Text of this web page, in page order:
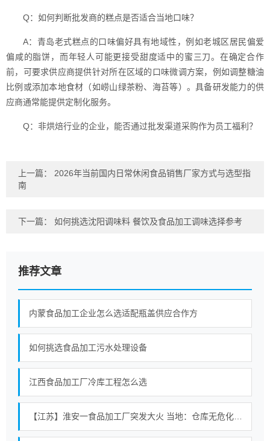
Q：如何判断批发商的糕点是否适合当地口味？
A：青岛老式糕点的口味偏好具有地域性，例如老城区居民偏爱
偏咸的脂饼，而年轻人可能更接受甜度适中的蜜三刀。在确定合作
前，可要求供应商提供针对所在区域的口味微调方案，例如调整糖油
比例或添加本地食材（如崂山绿茶粉、海苔等）。具备研发能力的供
应商通常能提供定制化服务。
Q：非烘焙行业的企业，能否通过批发渠道采购作为员工福利？
上一篇： 2026年当前国内日常休闲食品销售厂家方式与选型指
南
下一篇： 如何挑选沈阳调味料 餐饮及食品加工调味选择参考
推荐文章
内蒙食品加工企业怎么选适配瓶盖供应合作方
如何挑选食品加工污水处理设备
江西食品加工厂冷库工程怎么选